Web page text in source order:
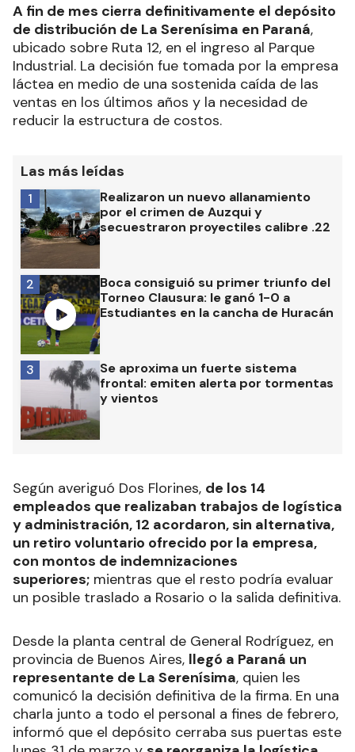
A fin de mes cierra definitivamente el depósito
de distribución de La Serenísima en Paraná,
ubicado sobre Ruta 12, en el ingreso al Parque
Industrial. La decisión fue tomada por la empresa
láctea en medio de una sostenida caída de las
ventas en los últimos años y la necesidad de
reducir la estructura de costos.
Las más leídas
Realizaron un nuevo allanamiento
por el crimen de Auzqui y
secuestraron proyectiles calibre .22
1
Boca consiguió su primer triunfo del
Torneo Clausura: le ganó 1-0 a
Estudiantes en la cancha de Huracán
2
Se aproxima un fuerte sistema
frontal: emiten alerta por tormentas
y vientos
3
Según averiguó Dos Florines, de los 14
empleados que realizaban trabajos de logística
y administración, 12 acordaron, sin alternativa,
un retiro voluntario ofrecido por la empresa,
con montos de indemnizaciones
superiores; mientras que el resto podría evaluar
un posible traslado a Rosario o la salida definitiva.
Desde la planta central de General Rodríguez, en
provincia de Buenos Aires, llegó a Paraná un
representante de La Serenísima, quien les
comunicó la decisión definitiva de la firma. En una
charla junto a todo el personal a fines de febrero,
informó que el depósito cerraba sus puertas este